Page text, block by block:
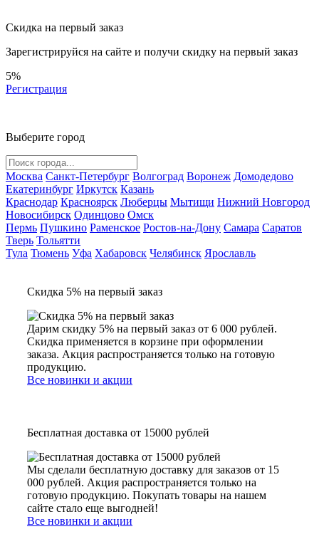
Скидка на первый заказ
Зарегистрируйся на сайте и получи скидку на первый заказ
5%
Регистрация
Выберите город
Москва Санкт-Петербург Волгоград Воронеж Домодедово
Екатеринбург Иркутск Казань
Краснодар Красноярск Люберцы Мытищи Нижний Новгород
Новосибирск Одинцово Омск
Пермь Пушкино Раменское Ростов-на-Дону Самара Саратов
Тверь Тольятти
Тула Тюмень Уфа Хабаровск Челябинск Ярославль
Скидка 5% на первый заказ
Дарим скидку 5% на первый заказ от 6 000 рублей.
Скидка применяется в корзине при оформлении
заказа. Акция распространяется только на готовую
продукцию.
Все новинки и акции
Бесплатная доставка от 15000 рублей
Мы сделали бесплатную доставку для заказов от 15
000 рублей. Акция распространяется только на
готовую продукцию. Покупать товары на нашем
сайте стало еще выгодней!
Все новинки и акции